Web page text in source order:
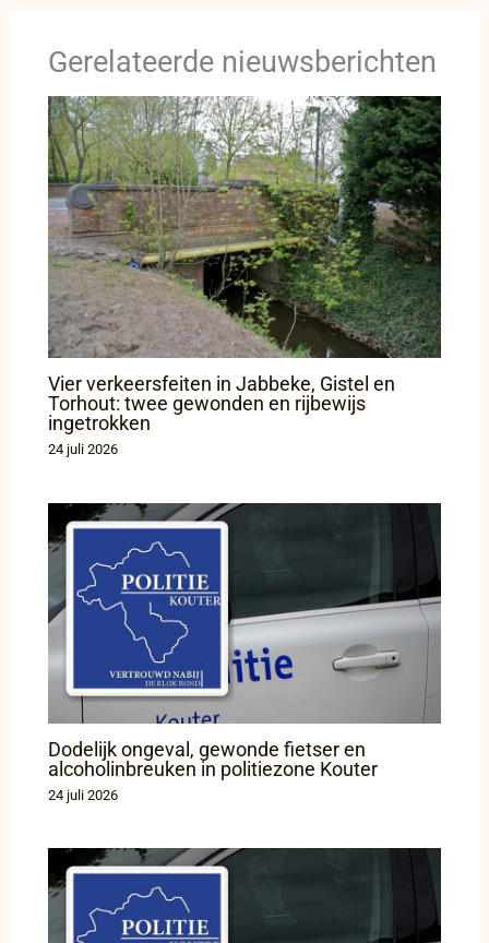
Gerelateerde nieuwsberichten
Vier verkeersfeiten in Jabbeke, Gistel en
Torhout: twee gewonden en rijbewijs
ingetrokken
24 juli 2026
Dodelijk ongeval, gewonde fietser en
alcoholinbreuken in politiezone Kouter
24 juli 2026